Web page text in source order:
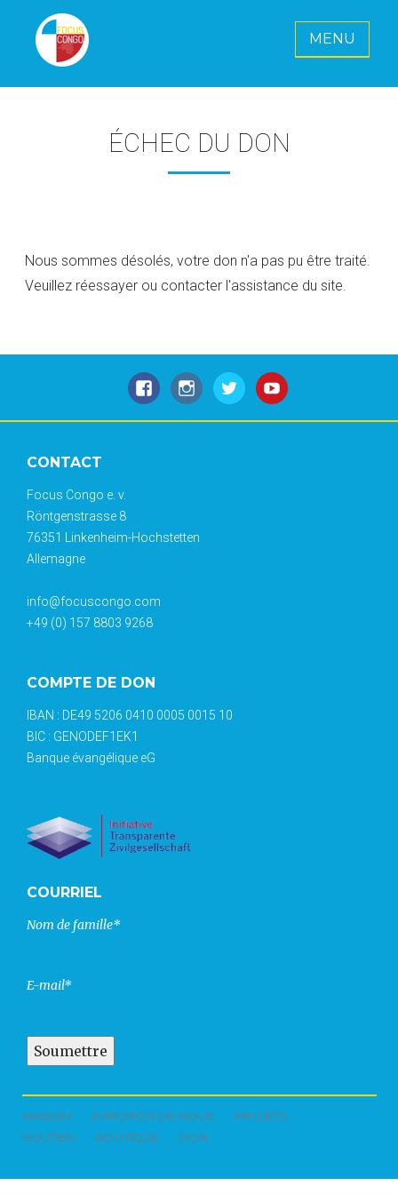
FOCUS CONGO E. V.
Ensemble pour un avenir radieux pour
MENU
ÉCHEC DU DON
Nous sommes désolés, votre don n'a pas pu être traité.
Veuillez réessayer ou contacter l'assistance du site.
CONTACT
Focus Congo e. v.
Röntgenstrasse 8
76351 Linkenheim-Hochstetten
Allemagne
info@focuscongo.com
+49 (0) 157 8803 9268
COMPTE DE DON
IBAN : DE49 5206 0410 0005 0015 10
BIC : GENODEF1EK1
Banque évangélique eG
COURRIEL
Nom de famille*
E-mail*
MAISON À PROPOS DE NOUS
PROJETS
SOUTIEN
BOUTIQUE DON